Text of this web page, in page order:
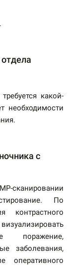
какой-
необходимости
с
По
контрастного
поражение,
заболевания,
оперативного